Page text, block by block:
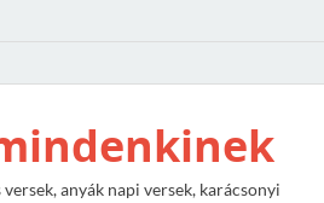
anyák napi versek, karácsonyi